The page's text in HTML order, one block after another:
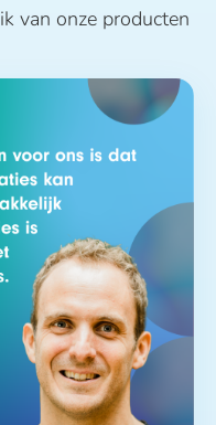
van onze producten